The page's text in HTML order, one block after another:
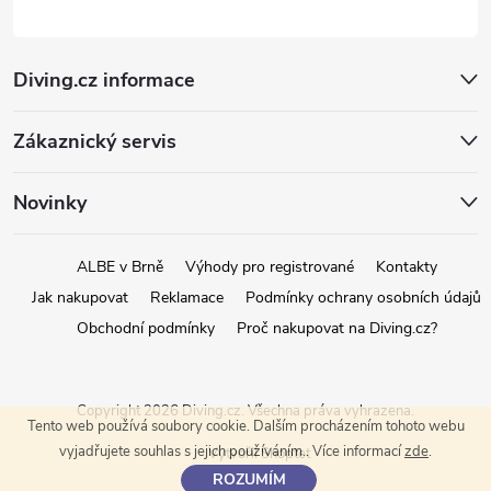
Tento web používá soubory cookie. Dalším procházením tohoto webu
vyjadřujete souhlas s jejich používáním.. Více informacízde.
ROZUMÍM
Diving.cz informace
Zákaznický servis
Novinky
ALBE v Brně Výhody pro registrované
Kontakty
Jak nakupovat
Reklamace
Podmínky ochrany osobních údajů
Obchodní podmínky
Proč nakupovat na Diving.cz?
Vytvořil Shoptet
Copyright 2026 Diving.cz. Všechna práva vyhrazena.